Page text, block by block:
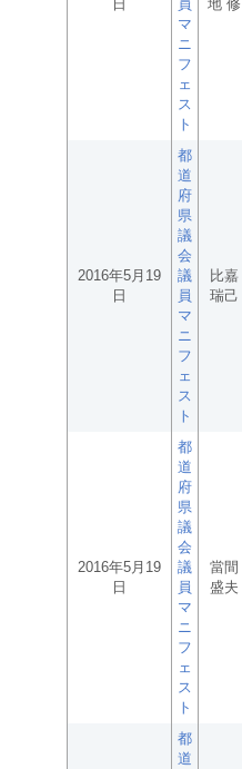
日
員
マ
ニ
フ
ェ
ス
ト
地 修
2016年5月19
日
都
道
府
県
議
会
議
員
マ
ニ
フ
ェ
ス
ト
比嘉
瑞己
2016年5月19
日
都
道
府
県
議
会
議
員
マ
ニ
フ
ェ
ス
ト
當間
盛夫
都
道